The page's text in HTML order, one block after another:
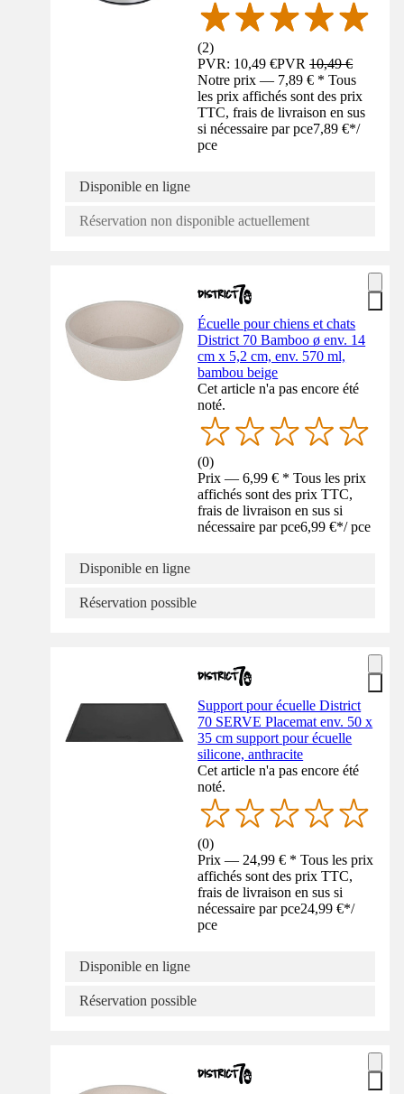
(2)
PVR: 10,49 €PVR10,49 €
Notre prix — 7,89 € * Tous
les prix affichés sont des prix
TTC, frais de livraison en sus
si nécessaire par pce7,89 €*/
pce
Disponible en ligne
Réservation non disponible actuellement
Écuelle pour chiens et chats
District 70 Bamboo ø env. 14
cm x 5,2 cm, env. 570 ml,
bambou beige
Cet article n'a pas encore été
noté.
(0)
Prix — 6,99 € * Tous les prix
affichés sont des prix TTC,
frais de livraison en sus si
nécessaire par pce6,99 €*/ pce
Disponible en ligne
Réservation possible
Support pour écuelle District
70 SERVE Placemat env. 50 x
35 cm support pour écuelle
silicone, anthracite
Cet article n'a pas encore été
noté.
(0)
Prix — 24,99 € * Tous les prix
affichés sont des prix TTC,
frais de livraison en sus si
nécessaire par pce24,99 €*/
pce
Disponible en ligne
Réservation possible